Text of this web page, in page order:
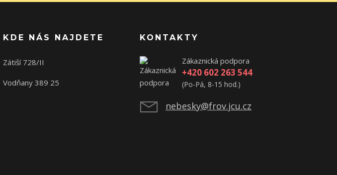
KDE NÁS NAJDETE
Zátiší 728/II
Vodňany 389 25
KONTAKTY
Zákaznická podpora
+420 602 263 544
(Po-Pá, 8-15 hod.)
nebesky@frov.jcu.cz